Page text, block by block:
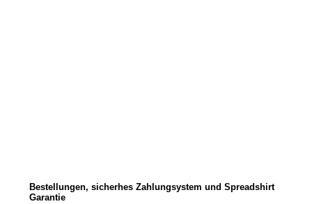
Bestellungen, sicherhes Zahlungsystem und Spreadshirt
Garantie